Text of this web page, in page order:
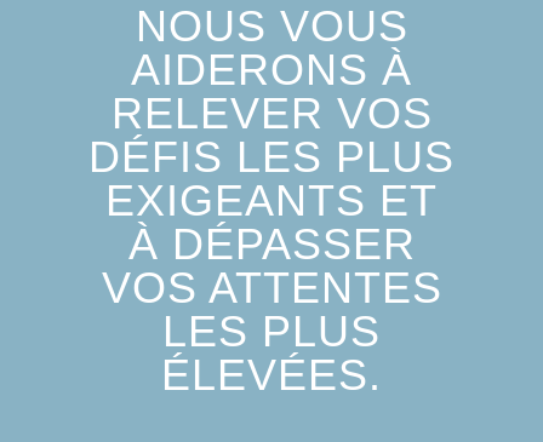
NOUS VOUS
AIDERONS À
RELEVER VOS
DÉFIS LES PLUS
EXIGEANTS ET
À DÉPASSER
VOS ATTENTES
LES PLUS
ÉLEVÉES.